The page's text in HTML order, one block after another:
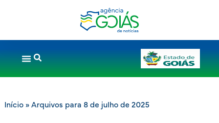
Início» Arquivos para 8 de julho de 2025